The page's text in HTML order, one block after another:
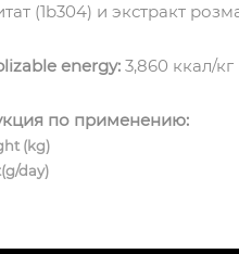
(1b304) и экстракт
energy: 3,860 ккал/кг
по применению:
(kg)
day)